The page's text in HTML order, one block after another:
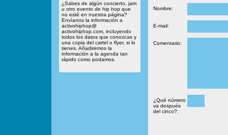
¿Sabes de algún concierto, jam
u otro evento de hip hop que
no esté en nuestra página?
Envíanos la información a
activohiphop@
activohiphop.com, incluyendo
todos los datos que conozcas y
una copia del cartel o flyer, si lo
tienes. Añadiremos la
información a la agenda tan
rápido como podamos.
Nombre:
E-mail:
Comentario:
¿Qué número
va después
del cinco?: